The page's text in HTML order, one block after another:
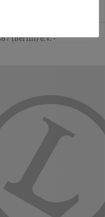
(Berlin) e.V. -